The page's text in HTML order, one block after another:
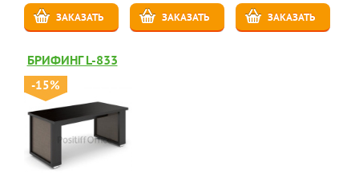
ЗАКАЗАТЬ ЗАКАЗАТЬ ЗАКАЗАТЬ
БРИФИНГ L-833
-15%